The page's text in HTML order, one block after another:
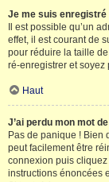
Je me suis enregistré
Il est possible qu’un
effet, il est courant de
pour réduire la taille
ré-enregistrer et soyez
Haut
J’ai perdu mon mot
Pas de panique ! Bien
peut facilement être
connexion puis cliquez
instructions énoncées